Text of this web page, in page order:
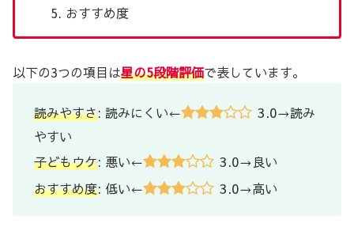
おすすめ度
以下の3つの項目は星の5段階評価で表しています。
読みやすさ: 読みにくい← 3.0→読み
やすい
子どもウケ: 悪い← 3.0→良い
おすすめ度: 低い← 3.0→高い